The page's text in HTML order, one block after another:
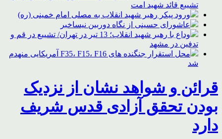
تشییع قائد شهید امت
ورود پیکر رهبر شهید انقلاب به مصلی امام خمینی (ره)
عاشورای حسینی از نگاه دوربین نیساخبر
وداع با رهبر شهید انقلاب؛ 13 تیر در تهران/ تشییع در قم و
تدفین در مشهد
محل استقرار جنگنده های F35، F15، F16 آمریکایی منهدم
شد
قرائن و شواهد نشان از نزدیک
بودن تحقق آزادی قدس شریف
دارد